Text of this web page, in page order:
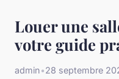
Louer une
votre guide
admin•28 septembre